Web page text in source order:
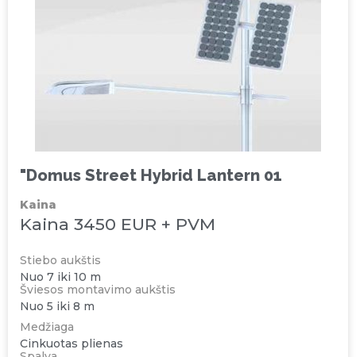
"Domus Street Hybrid Lantern 01
Kaina
Kaina 3450 EUR + PVM
Stiebo aukštis
Nuo 7 iki 10 m
Šviesos montavimo aukštis
Nuo 5 iki 8 m
Medžiaga
Cinkuotas plienas